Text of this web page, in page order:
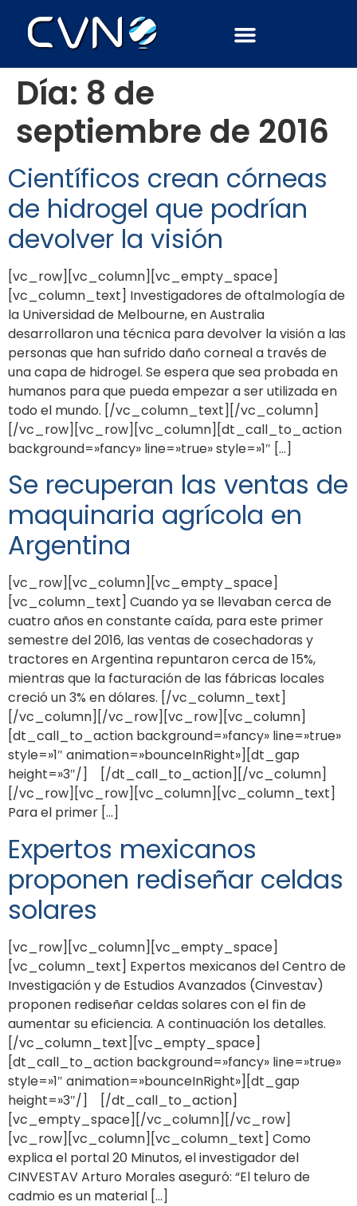
Día: 8 de
septiembre de 2016
Científicos crean córneas
de hidrogel que podrían
devolver la visión
[vc_row][vc_column][vc_empty_space]
[vc_column_text] Investigadores de oftalmología de
la Universidad de Melbourne, en Australia
desarrollaron una técnica para devolver la visión a las
personas que han sufrido daño corneal a través de
una capa de hidrogel. Se espera que sea probada en
humanos para que pueda empezar a ser utilizada en
todo el mundo. [/vc_column_text][/vc_column]
[/vc_row][vc_row][vc_column][dt_call_to_action
background=»fancy» line=»true» style=»1″ […]
Se recuperan las ventas de
maquinaria agrícola en
Argentina
[vc_row][vc_column][vc_empty_space]
[vc_column_text] Cuando ya se llevaban cerca de
cuatro años en constante caída, para este primer
semestre del 2016, las ventas de cosechadoras y
tractores en Argentina repuntaron cerca de 15%,
mientras que la facturación de las fábricas locales
creció un 3% en dólares. [/vc_column_text]
[/vc_column][/vc_row][vc_row][vc_column]
[dt_call_to_action background=»fancy» line=»true»
style=»1″ animation=»bounceInRight»][dt_gap
height=»3″/] [/dt_call_to_action][/vc_column]
[/vc_row][vc_row][vc_column][vc_column_text]
Para el primer […]
Expertos mexicanos
proponen rediseñar celdas
solares
[vc_row][vc_column][vc_empty_space]
[vc_column_text] Expertos mexicanos del Centro de
Investigación y de Estudios Avanzados (Cinvestav)
proponen rediseñar celdas solares con el fin de
aumentar su eficiencia. A continuación los detalles.
[/vc_column_text][vc_empty_space]
[dt_call_to_action background=»fancy» line=»true»
style=»1″ animation=»bounceInRight»][dt_gap
height=»3″/] [/dt_call_to_action]
[vc_empty_space][/vc_column][/vc_row]
[vc_row][vc_column][vc_column_text] Como
explica el portal 20 Minutos, el investigador del
CINVESTAV Arturo Morales aseguró: “El teluro de
cadmio es un material […]